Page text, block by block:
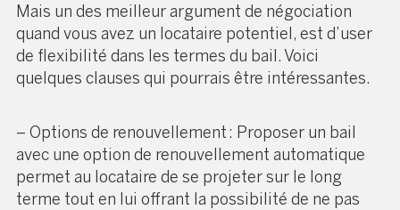
Mais un des meilleur argument de négociation
quand vous avez un locataire potentiel, est d’user
de flexibilité dans les termes du bail. Voici
quelques clauses qui pourrais être intéressantes.
– Options de renouvellement : Proposer un bail
avec une option de renouvellement automatique
permet au locataire de se projeter sur le long
terme tout en lui offrant la possibilité de ne pas